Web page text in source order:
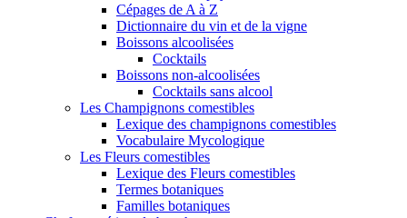
Cépages de A à Z
Dictionnaire du vin et de la vigne
Boissons alcoolisées
Cocktails
Boissons non-alcoolisées
Cocktails sans alcool
Les Champignons comestibles
Lexique des champignons comestibles
Vocabulaire Mycologique
Les Fleurs comestibles
Lexique des Fleurs comestibles
Termes botaniques
Familles botaniques